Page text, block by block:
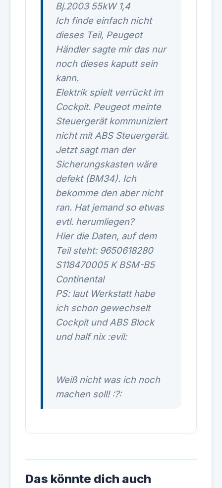
Bj.2003 55kW 1,4
Ich finde einfach nicht
dieses Teil, Peugeot
Händler sagte mir das nur
noch dieses kaputt sein
kann.
Elektrik spielt verrückt im
Cockpit. Peugeot meinte
Steuergerät kommuniziert
nicht mit ABS Steuergerät.
Jetzt sagt man der
Sicherungskasten wäre
defekt (BM34). Ich
bekomme den aber nicht
ran. Hat jemand so etwas
evtl. herumliegen?
Hier die Daten, auf dem
Teil steht: 9650618280
S118470005 K BSM-B5
Continental
PS: laut Werkstatt habe
ich schon gewechselt
Cockpit und ABS Block
und half nix :evil:
Weiß nicht was ich noch
machen soll! :?:
Das könnte dich auch